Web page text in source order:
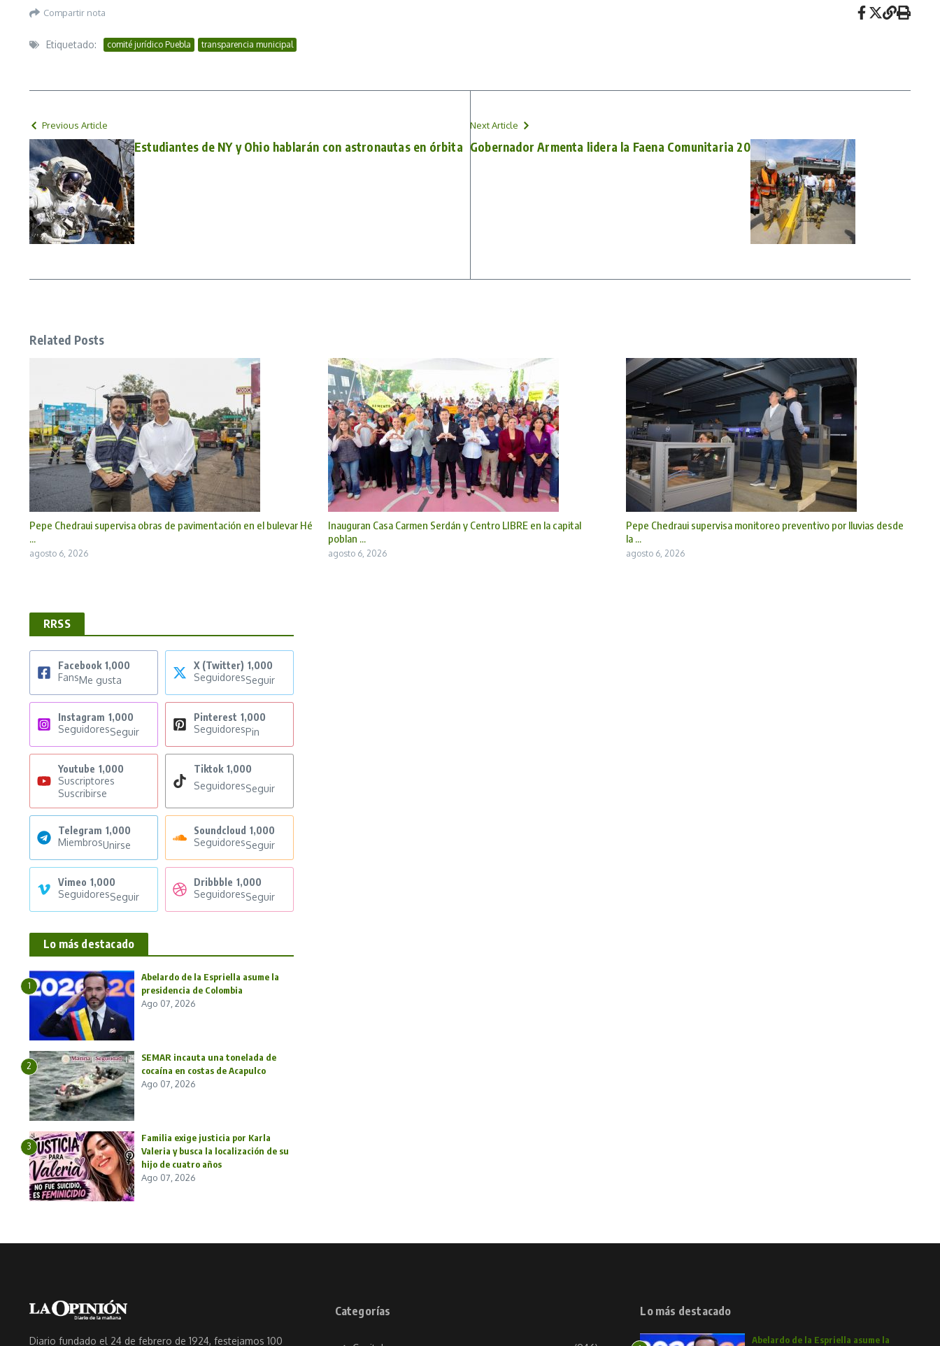
Compartir nota
Etiquetado: comité jurídico Puebla transparencia municipal
Previous Article
Estudiantes de NY y Ohio hablarán con astronautas en órbita
Next Article
Gobernador Armenta lidera la Faena Comunitaria 20
Related Posts
Pepe Chedraui supervisa obras de pavimentación en el bulevar Hé
...
agosto 6, 2026
Inauguran Casa Carmen Serdán y Centro LIBRE en la capital
poblan ...
agosto 6, 2026
Pepe Chedraui supervisa monitoreo preventivo por lluvias desde
la ...
agosto 6, 2026
RRSS
Facebook 1,000
FansMe gusta
X (Twitter) 1,000
SeguidoresSeguir
Instagram 1,000
SeguidoresSeguir
Pinterest 1,000
SeguidoresPin
Youtube 1,000
Suscriptores
Suscribirse
Tiktok 1,000
SeguidoresSeguir
Telegram 1,000
MiembrosUnirse
Soundcloud 1,000
SeguidoresSeguir
Vimeo 1,000
SeguidoresSeguir
Dribbble 1,000
SeguidoresSeguir
Lo más destacado
1
Abelardo de la Espriella asume la
presidencia de Colombia
Ago 07, 2026
2
SEMAR incauta una tonelada de
cocaína en costas de Acapulco
Ago 07, 2026
3
Familia exige justicia por Karla
Valeria y busca la localización de su
hijo de cuatro años
Ago 07, 2026
Diario fundado el 24 de febrero de 1924, festejamos 100
Categorías Lo más destacado
Abelardo de la Espriella asume la